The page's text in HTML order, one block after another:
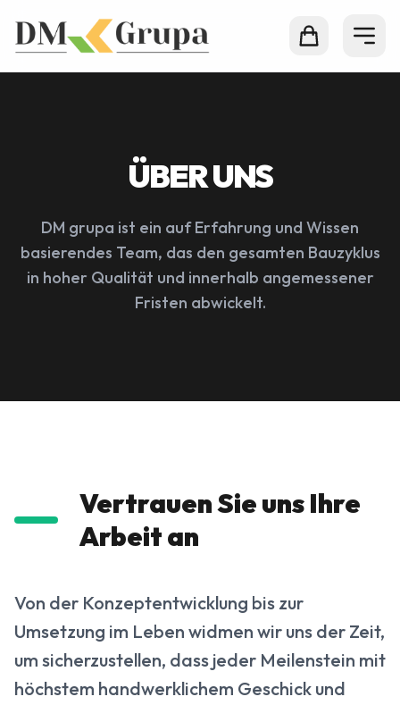
ÜBER UNS
DM grupa ist ein auf Erfahrung und Wissen
basierendes Team, das den gesamten Bauzyklus
in hoher Qualität und innerhalb angemessener
Fristen abwickelt.
Vertrauen Sie uns Ihre
Arbeit an
Von der Konzeptentwicklung bis zur
Umsetzung im Leben widmen wir uns der Zeit,
um sicherzustellen, dass jeder Meilenstein mit
höchstem handwerklichem Geschick und